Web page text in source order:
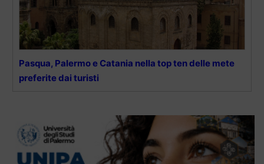
Pasqua, Palermo e Catania nella top ten delle mete
preferite dai turisti